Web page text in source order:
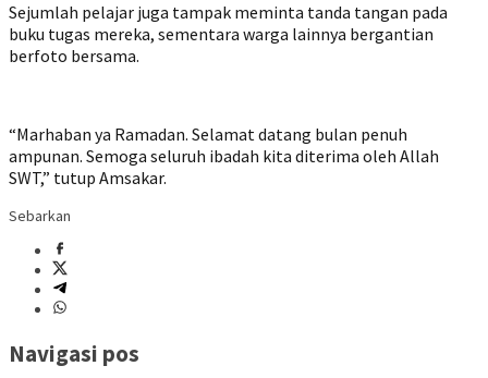
Sejumlah pelajar juga tampak meminta tanda tangan pada
buku tugas mereka, sementara warga lainnya bergantian
berfoto bersama.
“Marhaban ya Ramadan. Selamat datang bulan penuh
ampunan. Semoga seluruh ibadah kita diterima oleh Allah
SWT,” tutup Amsakar.
Sebarkan
Navigasi pos